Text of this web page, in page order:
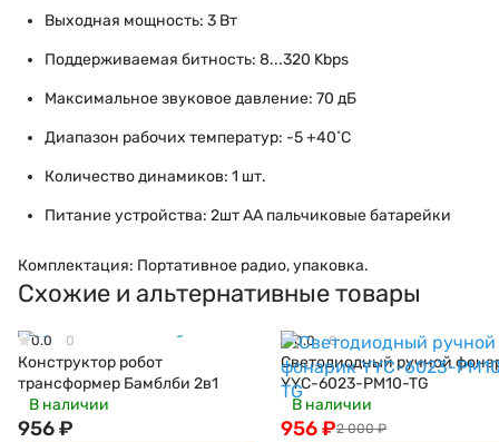
Выходная мощность: 3 Вт
Поддерживаемая битность: 8...320 Kbps
Максимальное звуковое давление: 70 дБ
Диапазон рабочих температур: -5 +40˚С
Количество динамиков: 1 шт.
Питание устройства: 2шт AA пальчиковые батарейки
Комплектация: Портативное радио, упаковка.
Схожие и альтернативные товары
0.0 0
Конструктор робот
трансформер Бамблби 2в1
В наличии
956₽
0.0 0
Светодиодный ручной
YYC-6023-PM10-TG
В наличии
2 000₽
956₽